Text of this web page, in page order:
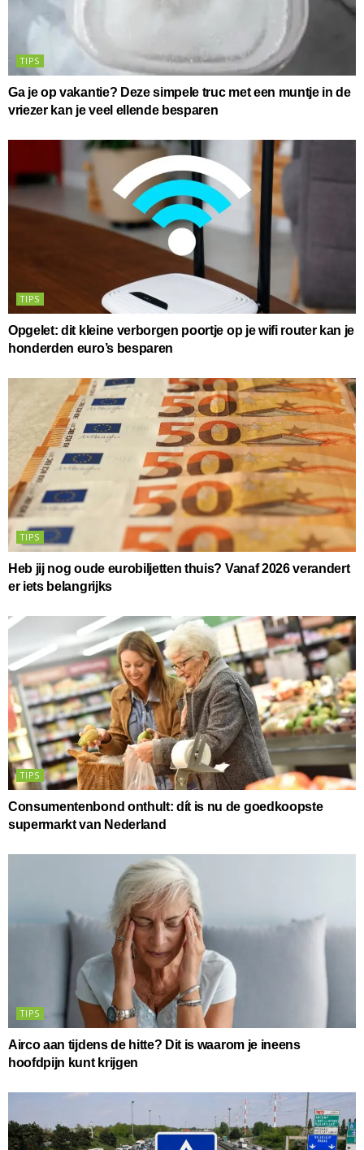
TIPS
Ga je op vakantie? Deze simpele truc met een muntje in de
vriezer kan je veel ellende besparen
TIPS
Opgelet: dit kleine verborgen poortje op je wifi router kan je
honderden euro’s besparen
TIPS
Heb jij nog oude eurobiljetten thuis? Vanaf 2026 verandert
er iets belangrijks
TIPS
Consumentenbond onthult: dít is nu de goedkoopste
supermarkt van Nederland
TIPS
Airco aan tijdens de hitte? Dit is waarom je ineens
hoofdpijn kunt krijgen